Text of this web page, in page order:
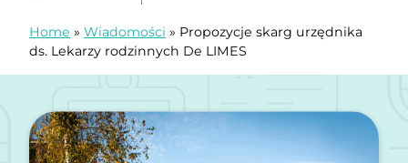
Home » Wiadomości » Propozycje skarg urzędnika
ds. Lekarzy rodzinnych De LIMES